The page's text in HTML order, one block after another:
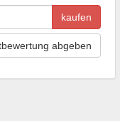
kaufen
abgeben